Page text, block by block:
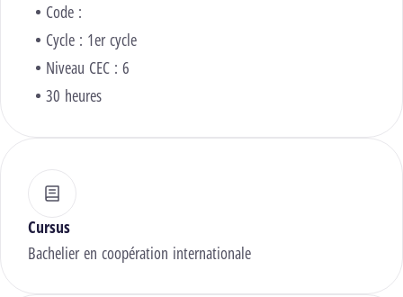
Code :
Cycle : 1er cycle
Niveau CEC : 6
30 heures
Cursus
Bachelier en coopération internationale